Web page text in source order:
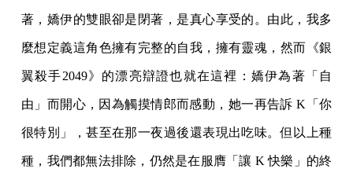
著，嬌伊的雙眼卻是閉著，是真心享受的。由此，我多
麼想定義這角色擁有完整的自我，擁有靈魂，然而《銀
翼殺手2049》的漂亮辯證也就在這裡：嬌伊為著「自
由」而開心，因為觸摸情郎而感動，她一再告訴 K「你
很特別」，甚至在那一夜過後還表現出吃味。但以上種
種，我們都無法排除，仍然是在服膺「讓 K 快樂」的終